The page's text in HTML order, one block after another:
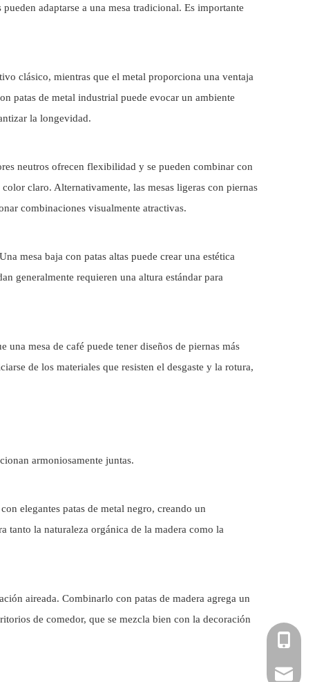
adaptarse a una mesa tradicional. Es importante
clásico, mientras que el metal proporciona una ventaja
patas de metal industrial puede evocar un ambiente
la longevidad.
neutros ofrecen flexibilidad y se pueden combinar con
claro. Alternativamente, las mesas ligeras con piernas
combinaciones visualmente atractivas.
mesa baja con patas altas puede crear una estética
generalmente requieren una altura estándar para
mesa de café puede tener diseños de piernas más
de los materiales que resisten el desgaste y la rotura,
armoniosamente juntas.
elegantes patas de metal negro, creando un
tanto la naturaleza orgánica de la madera como la
aireada. Combinarlo con patas de madera agrega un
de comedor, que se mezcla bien con la decoración
+86-